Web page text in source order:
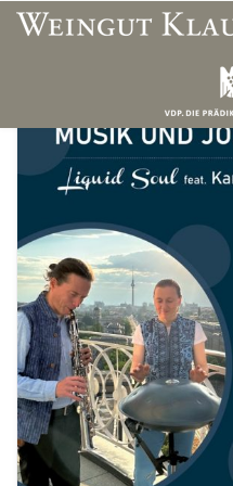
ÜBER UNS
Weinbergslagen
Unser Team
Öffnungszeiten Vinothek
Wegbeschreibung
Unterkünfte & Restaurants
WEINSHOP
Mein Konto
Adresse